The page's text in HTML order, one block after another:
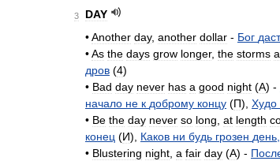
3
DAY
•Another day, another dollar - Бог даст
•As the days grow longer, the storms
дров (4)
• Bad day never has a good night (A) -
начало не к доброму концу (П), Худо
• Be the day never so long at length
конец (И), Каков ни будь грозен день
• Blustering night a fair day (A) -